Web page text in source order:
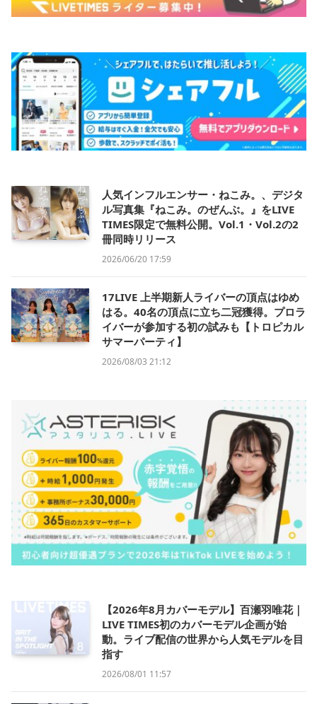
人気インフルエンサー・ねこみ。、デジタ
ル写真集『ねこみ。のぜんぶ。』をLIVE
TIMES限定で無料公開。Vol.1・Vol.2の2
冊同時リリース
2026/06/20 17:59
17LIVE 上半期新人ライバーの頂点はゆめ
はる。40名の頂点に立ち二冠獲得。プロラ
イバーが参加する初の試みも【トロピカル
サマーパーティ】
2026/08/03 21:12
【2026年8月カバーモデル】百瀬羽唯花｜
LIVE TIMES初のカバーモデル企画が始
動。ライブ配信の世界から人気モデルを目
指す
2026/08/01 11:57